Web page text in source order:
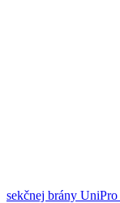
sekčnej brány UniPro